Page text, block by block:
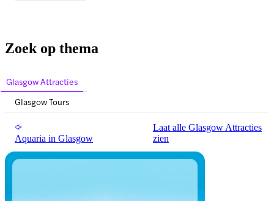
Zoek op thema
Glasgow Attracties
Glasgow Tours
Aquaria in Glasgow
Laat alle Glasgow Attracties
zien